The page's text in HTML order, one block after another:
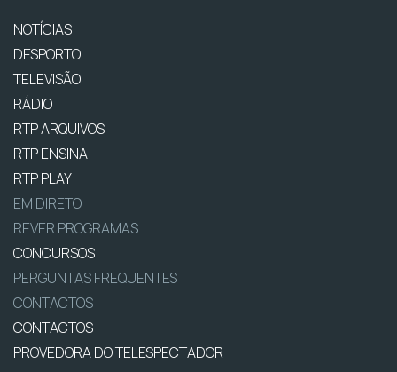
NOTÍCIAS
DESPORTO
TELEVISÃO
RÁDIO
RTP ARQUIVOS
RTP ENSINA
RTP PLAY
EM DIRETO
REVER PROGRAMAS
CONCURSOS
PERGUNTAS FREQUENTES
CONTACTOS
CONTACTOS
PROVEDORA DO TELESPECTADOR